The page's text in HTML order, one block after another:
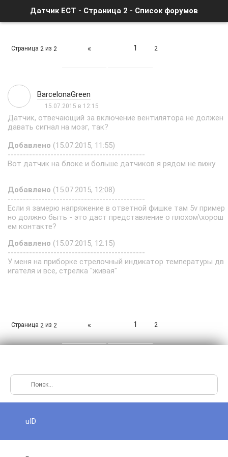
Датчик ECT - Страница 2 - Список форумов
Страница 2 из 2 « 1 2
BarcelonaGreen
15.07.2015 в 12:15
Датчик, отвечающий за включение вентилятора не должен
давать сигнал на мозг, так?
Добавлено (15.07.2015, 11:55)
---------------------------------------------
Вот датчик на блоке и больше датчиков я рядом не вижу
Добавлено (15.07.2015, 12:08)
---------------------------------------------
Если я замерю напряжение в ответной фишке там 5v пример
но должно быть - это даст представление о плохом\хорош
ем контакте?
Добавлено (15.07.2015, 12:15)
---------------------------------------------
У меня на приборке стрелочный индикатор температуры дв
игателя и все, стрелка "живая"
Страница 2 из 2 « 1 2
uID